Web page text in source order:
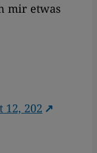
mir etwas
12, 202